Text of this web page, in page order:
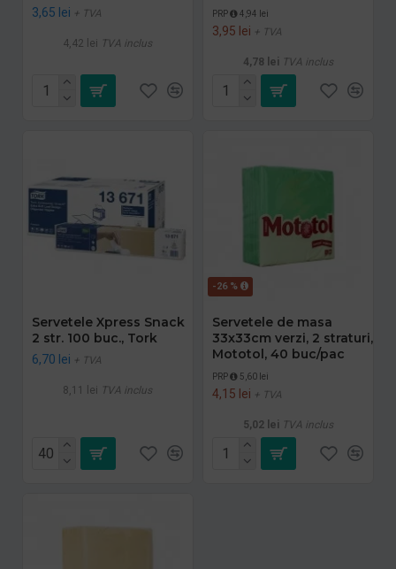
3,65 lei + TVA
4,42 lei TVA inclus
PRP 4,94 lei
3,95 lei + TVA
4,78 lei TVA inclus
Servetele Xpress Snack
2 str. 100 buc., Tork
6,70 lei + TVA
8,11 lei TVA inclus
-26 %
Servetele de masa
33x33cm verzi, 2 straturi,
Mototol, 40 buc/pac
PRP 5,60 lei
4,15 lei + TVA
5,02 lei TVA inclus